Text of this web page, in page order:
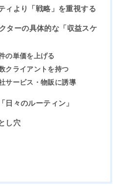
ィより「戦略」を重視する
ターの具体的な「収益スケ
の単価を上げる
クライアントを持つ
サービス・物販に誘導
日々のルーティン」
し穴